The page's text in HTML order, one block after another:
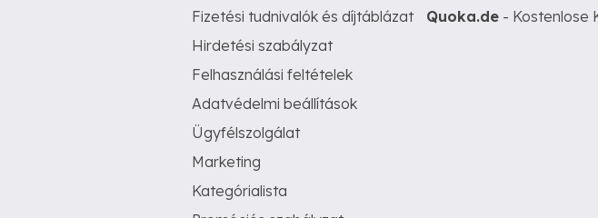
Fizetési tudnivalók és díjtáblázat
Hirdetési szabályzat
Felhasználási feltételek
Adatvédelmi beállítások
Ügyfélszolgálat
Marketing
Kategórialista
Quoka.de - Kostenlose